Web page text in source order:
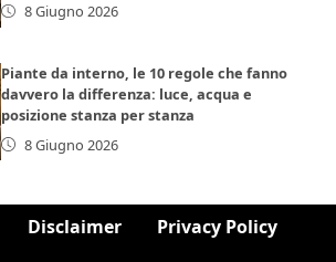
8 Giugno 2026
Piante da interno, le 10 regole che fanno
davvero la differenza: luce, acqua e
posizione stanza per stanza
8 Giugno 2026
Disclaimer Privacy Policy